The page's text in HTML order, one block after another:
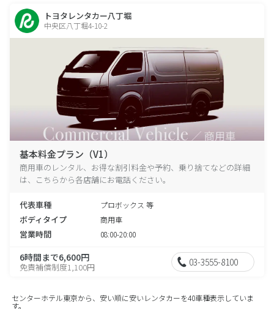
トヨタレンタカー八丁堀
中央区八丁堀4-10-2
基本料金プラン（V1）
商用車のレンタル、お得な割引料金や予約、乗り捨てなどの詳細
は、こちらから各店舗にお電話ください。
代表車種 プロボックス 等
ボディタイプ 商用車
営業時間 08:00-20:00
6時間まで6,600円
免責補償制度1,100円 03-3555-8100
センターホテル東京から、安い順に安いレンタカーを40車種表示していま
す。